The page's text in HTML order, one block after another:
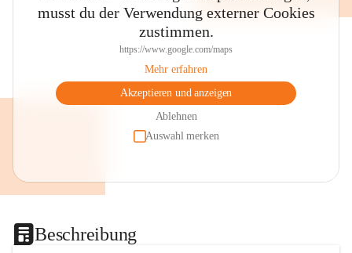
musst du der Verwendung externer Cookies
zustimmen.
https://www.google.com/maps
Mehr erfahren
Akzeptieren und anzeigen
Ablehnen
Auswahl merken
Beschreibung